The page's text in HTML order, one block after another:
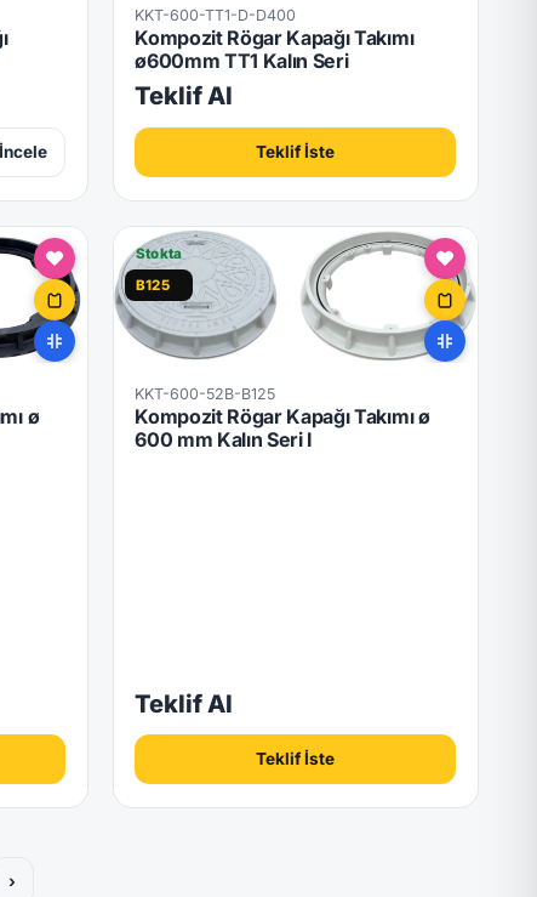
İncele
KKT-600-TT1-D-D400
Kompozit Rögar Kapağı Takımı
ø600mm TT1 Kalın Seri
Teklif Al
Teklif İste
ø
Stokta
B125
KKT-600-52B-B125
Kompozit Rögar Kapağı Takımı ø
600 mm Kalın Seri I
Teklif Al
Teklif İste
›